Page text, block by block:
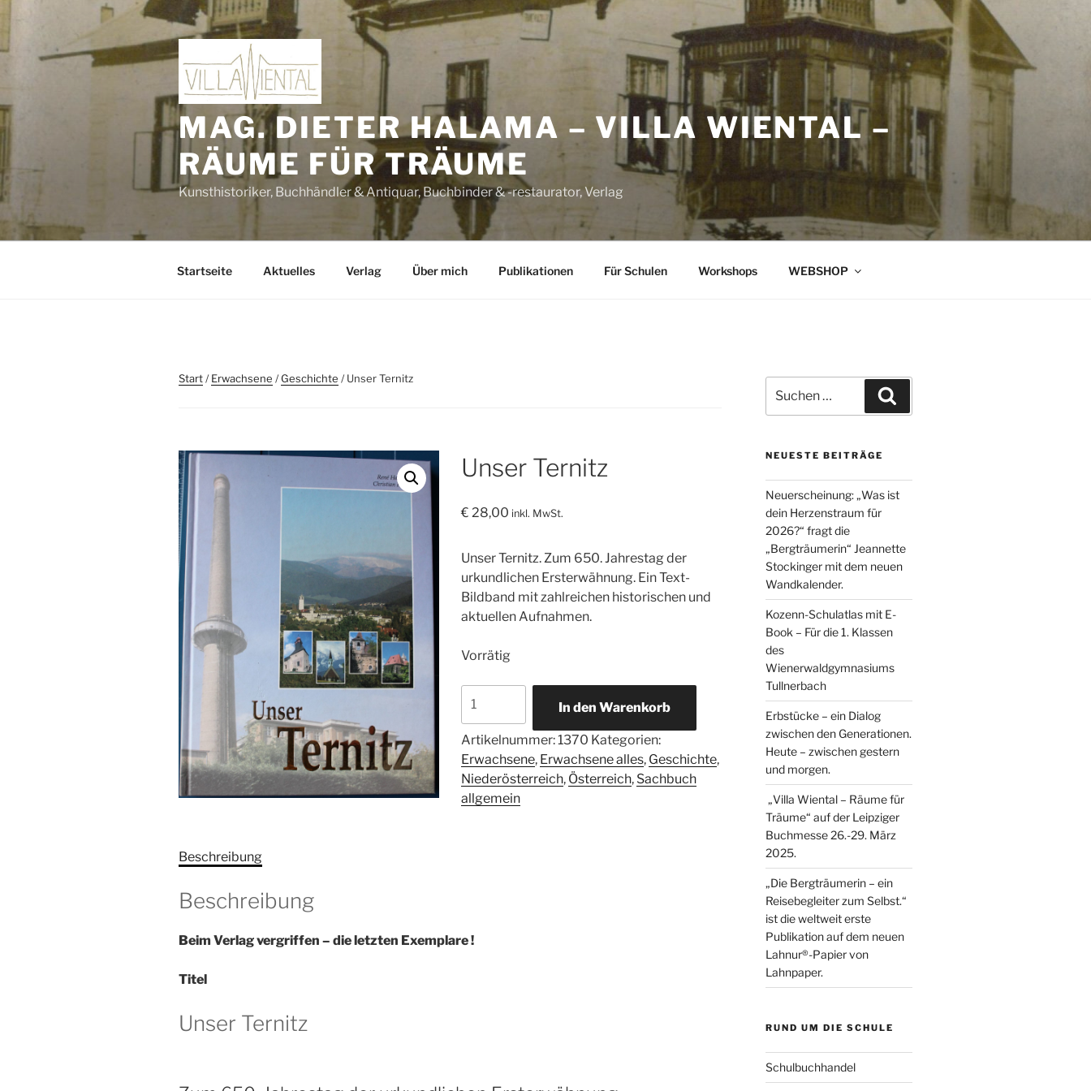
Inhalt
springen
MAG. DIETER HALAMA – VILLA WIENTAL –
RÄUME FÜR TRÄUME
Kunsthistoriker, Buchhändler & Antiquar, Buchbinder & -restaurator, Verlag
Startseite Aktuelles Verlag Über mich Publikationen Für Schulen Workshops WEBSHOP
Start/Erwachsene /Geschichte / Unser Ternitz
Unser Ternitz
€ 28,00 inkl. MwSt.
Unser Ternitz. Zum 650. Jahrestag der
urkundlichen Ersterwähnung. Ein Text-
Bildband mit zahlreichen historischen und
aktuellen Aufnahmen.
Vorrätig
Ternitz
Menge
In den Warenkorb
Artikelnummer: 1370 Kategorien:
Erwachsene, Erwachsene alles, Geschichte,
Niederösterreich, Österreich, Sachbuch
allgemein
Beschreibung
Beschreibung
Beim Verlag vergriffen – die letzten Exemplare !
Titel
Unser Ternitz
nach:
NEUESTE BEITRÄGE
Neuerscheinung: „Was ist
dein Herzenstraum für
2026?“ fragt die
„Bergträumerin“ Jeannette
Stockinger mit dem neuen
Wandkalender.
Kozenn-Schulatlas mit E-
Book – Für die 1. Klassen
des
Wienerwaldgymnasiums
Tullnerbach
Erbstücke – ein Dialog
zwischen den Generationen.
Heute – zwischen gestern
und morgen.
„Villa Wiental – Räume für
Träume“ auf der Leipziger
Buchmesse 26.-29. März
2025.
„Die Bergträumerin – ein
Reisebegleiter zum Selbst.“
ist die weltweit erste
Publikation auf dem neuen
Lahnur®-Papier von
Lahnpaper.
RUND UM DIE SCHULE
Schulbuchhandel